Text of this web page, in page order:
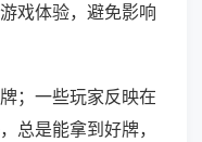
戏体验，避免影响
；一些玩家反映在
总是能拿到好牌，